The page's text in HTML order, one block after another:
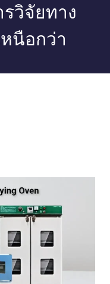
วิจัยทาง
นือกว่า